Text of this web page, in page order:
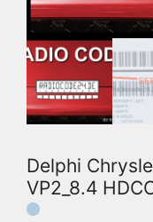
Delphi
VP2_8.4